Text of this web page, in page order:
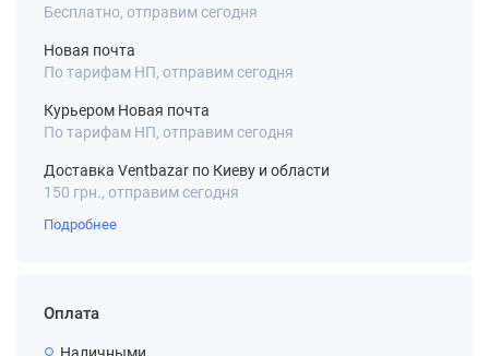
Бесплатно, отправим сегодня
Новая почта
По тарифам НП, отправим сегодня
Курьером Новая почта
По тарифам НП, отправим сегодня
Доставка Ventbazar по Киеву и области
150 грн., отправим сегодня
Подробнее
Оплата